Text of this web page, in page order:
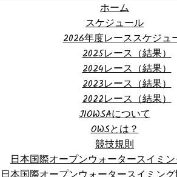
ホーム
スケジュール
2026年度レーススケジュ
2025レース（結果）
2024レース（結果）
2023レース（結果）
2022レース（結果）
JIOWSAについて
OWSとは？
競技規則
日本国際オープンウォータースイミ